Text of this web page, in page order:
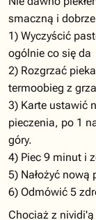
smaczną i
1) Wyczyścić
ogólnie co się da
2) Rozgrzać
termoobieg z
3) Karte ustawić
pieczenia, po 1
góry.
4) Piec 9 minut i
5) Nałożyć nową
6) Odmówić 5
Chociaż z